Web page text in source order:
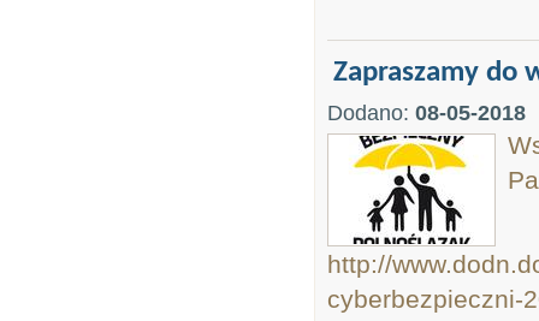
Zapraszamy do
Dodano: 08-05-2018
http://
cyberbezpieczni-